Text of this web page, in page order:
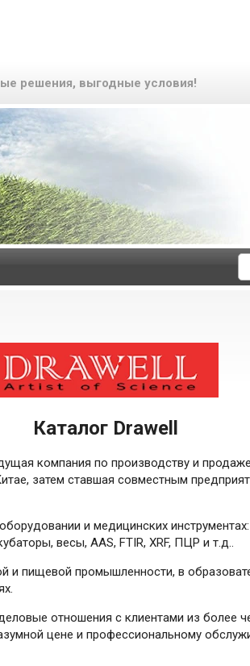
решения, выгодные условия!
Каталог Drawell
компания по производству и
затем ставшая совместным
и медицинских
весы, AAS, FTIR, XRF, ПЦР и т.д..
и пищевой промышленности, в
отношения с клиентами из более
цене и профессиональному